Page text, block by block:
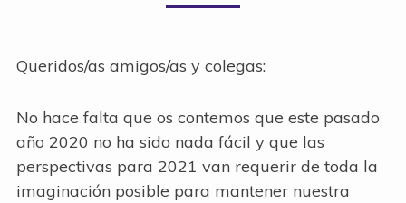
Queridos/as amigos/as y colegas:
No hace falta que os contemos que este pasado
año 2020 no ha sido nada fácil y que las
perspectivas para 2021 van requerir de toda la
imaginación posible para mantener nuestra